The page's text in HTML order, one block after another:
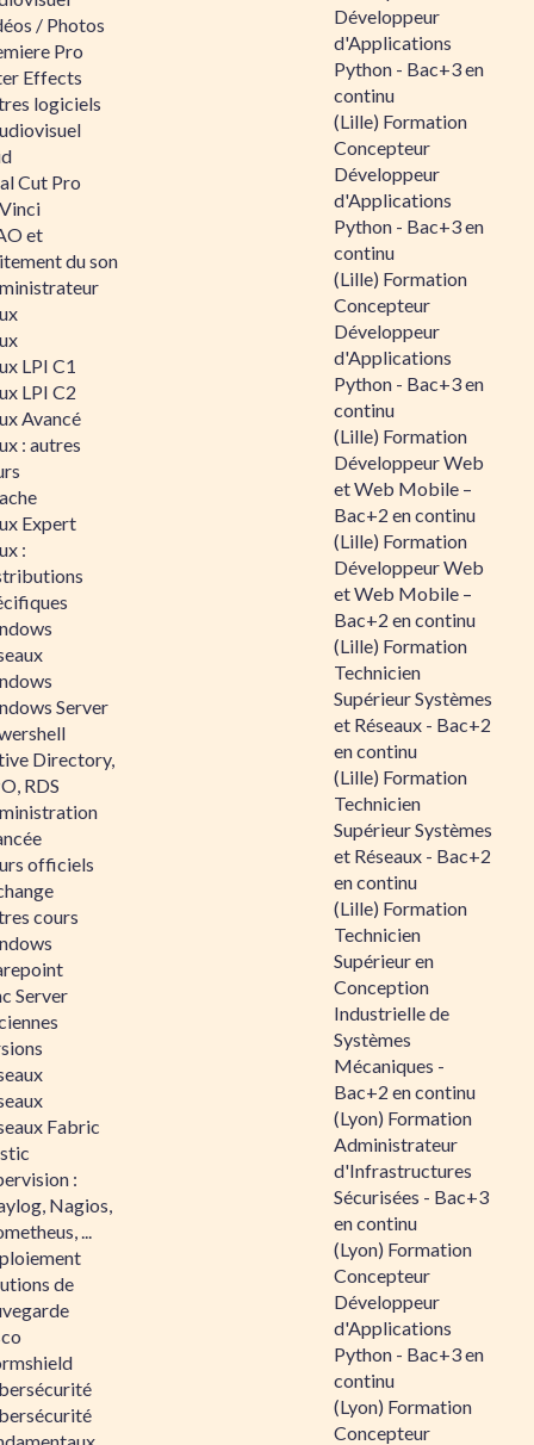
/ Photos
Pro
Effects
logiciels
Cut Pro
et
du son
LPI C1
LPI C2
Avancé
: autres
Expert
:
Server
Directory,
RDS
officiels
cours
Server
Fabric
:
Nagios,
...
de
Développeur
d'Applications
Python - Bac+3 en
continu
(Lille) Formation
Concepteur
Développeur
d'Applications
Python - Bac+3 en
continu
(Lille) Formation
Concepteur
Développeur
d'Applications
Python - Bac+3 en
continu
(Lille) Formation
Développeur Web
et Web Mobile –
Bac+2 en continu
(Lille) Formation
Développeur Web
et Web Mobile –
Bac+2 en continu
(Lille) Formation
Technicien
Supérieur Systèmes
et Réseaux - Bac+2
en continu
(Lille) Formation
Technicien
Supérieur Systèmes
et Réseaux - Bac+2
en continu
(Lille) Formation
Technicien
Supérieur en
Conception
Industrielle de
Systèmes
Mécaniques -
Bac+2 en continu
(Lyon) Formation
Administrateur
d'Infrastructures
Sécurisées - Bac+3
en continu
(Lyon) Formation
Concepteur
Développeur
d'Applications
Python - Bac+3 en
continu
(Lyon) Formation
Concepteur